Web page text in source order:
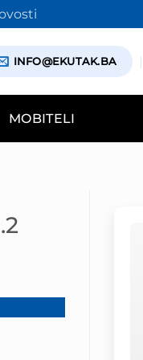
INFO@EKUTAK.BA
MOBITELI